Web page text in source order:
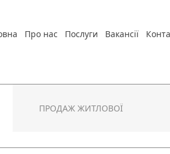
Про нас Послуги Вакансії
ПРОДАЖ ЖИТЛОВОЇ